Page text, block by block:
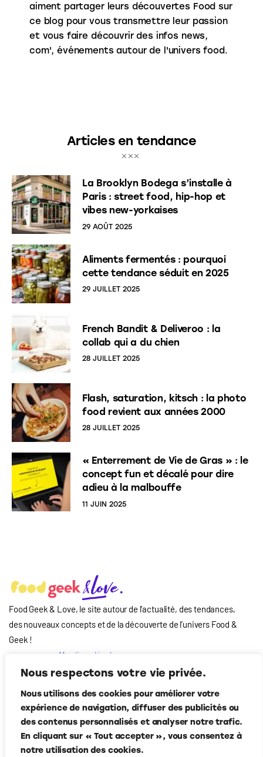
Nous respectons votre vie privée.
Nous utilisons des cookies pour améliorer votre
expérience de navigation, diffuser des publicités ou
des contenus personnalisés et analyser notre trafic.
En cliquant sur « Tout accepter », vous consentez à
notre utilisation des cookies.
aiment partager leurs découvertes Food sur
ce blog pour vous transmettre leur passion
et vous faire découvrir des infos news,
com', événements autour de l'univers food.
Articles en tendance
La Brooklyn Bodega s’installe à
Paris : street food, hip-hop et
vibes new-yorkaises
29 AOÛT 2025
Aliments fermentés : pourquoi
cette tendance séduit en 2025
29 JUILLET 2025
French Bandit & Deliveroo : la
collab qui a du chien
28 JUILLET 2025
Flash, saturation, kitsch : la photo
food revient aux années 2000
28 JUILLET 2025
« Enterrement de Vie de Gras » : le
concept fun et décalé pour dire
adieu à la malbouffe
11 JUIN 2025
Food Geek & Love, le site autour de l’actualité, des tendances,
des nouveaux concepts et de la découverte de l’univers Food&
Geek !
Mentions légales
Qui-sommes nous
Contact
Suivez-nous